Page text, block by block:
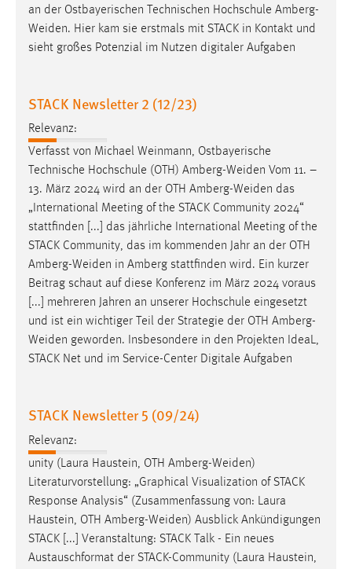
an der Ostbayerischen Technischen Hochschule Amberg-
Weiden. Hier kam sie erstmals mit STACK in Kontakt und
sieht großes Potenzial im Nutzen digitaler Aufgaben
STACK Newsletter 2 (12/23)
Relevanz:
Verfasst von Michael Weinmann, Ostbayerische
Technische Hochschule (OTH) Amberg-Weiden Vom 11. –
13. März 2024 wird an der OTH Amberg-Weiden das
„International Meeting of the STACK Community 2024“
stattfinden [...] das jährliche International Meeting of the
STACK Community, das im kommenden Jahr an der OTH
Amberg-Weiden in Amberg stattfinden wird. Ein kurzer
Beitrag schaut auf diese Konferenz im März 2024 voraus
[...] mehreren Jahren an unserer Hochschule eingesetzt
und ist ein wichtiger Teil der Strategie der OTH Amberg-
Weiden geworden. Insbesondere in den Projekten IdeaL,
STACK Net und im Service-Center Digitale Aufgaben
STACK Newsletter 5 (09/24)
Relevanz:
unity (Laura Haustein, OTH Amberg-Weiden)
Literaturvorstellung: „Graphical Visualization of STACK
Response Analysis“ (Zusammenfassung von: Laura
Haustein, OTH Amberg-Weiden) Ausblick Ankündigungen
STACK [...] Veranstaltung: STACK Talk - Ein neues
Austauschformat der STACK-Community (Laura Haustein,
Zweck:
Das Cookie speichert die gewählte Sprache der Website.
Chat
Name:
MibewSessionID, MIBEW_UserID, mibew_locale, mibew-
chat-frame-style-5e9dbeb1811c0446
Zweck:
Wird benötigt um die Chatfunktion nutzen zu können.
Cookie Laufzeit:
MibewSessionID, mibew-chat-frame-style-
5e9dbeb1811c0446 = Sitzungslaufzeit, mibew_locale = 3
Jahre, MIBEW_UserID = 1 Jahr
Login
fe_user, be_user, be_lastLoginProvider
Zweck:
Dieser Cookie ist notwendig um sich an der Website
einloggen zu können.
Cookie Laufzeit:
24 Stunden